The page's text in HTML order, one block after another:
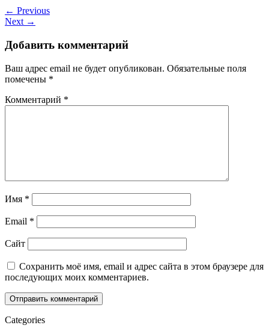
← Previous
Next →
Добавить комментарий
Ваш адрес email не будет опубликован. Обязательные поля
помечены *
Комментарий *
Имя *
Email *
Сайт
Сохранить моё имя, email и адрес сайта в этом браузере для
последующих моих комментариев.
Categories